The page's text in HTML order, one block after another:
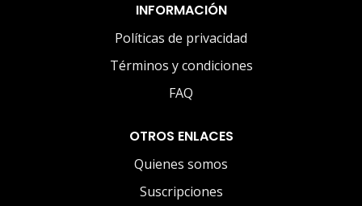
INFORMACIÓN
Políticas de privacidad
Términos y condiciones
FAQ
OTROS ENLACES
Quienes somos
Suscripciones